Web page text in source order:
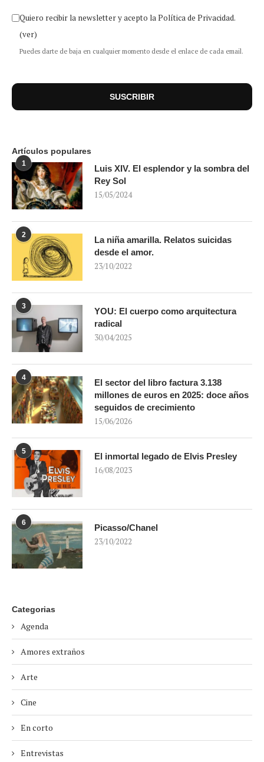
Quiero recibir la newsletter y acepto la Política de Privacidad.
(ver)
Puedes darte de baja en cualquier momento desde el enlace de cada email.
Artículos populares
1
Luis XIV. El esplendor y la sombra del
Rey Sol
15/05/2024
2
La niña amarilla. Relatos suicidas
desde el amor.
23/10/2022
3
YOU: El cuerpo como arquitectura
radical
30/04/2025
4
El sector del libro factura 3.138
millones de euros en 2025: doce años
seguidos de crecimiento
15/06/2026
5
El inmortal legado de Elvis Presley
16/08/2023
6
Picasso/Chanel
23/10/2022
Categorias
Agenda
Amores extraños
Arte
Cine
En corto
Entrevistas